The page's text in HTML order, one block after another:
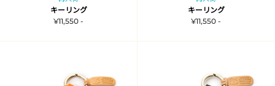
キーリング
¥11,550 -
キーリング
¥11,550 -